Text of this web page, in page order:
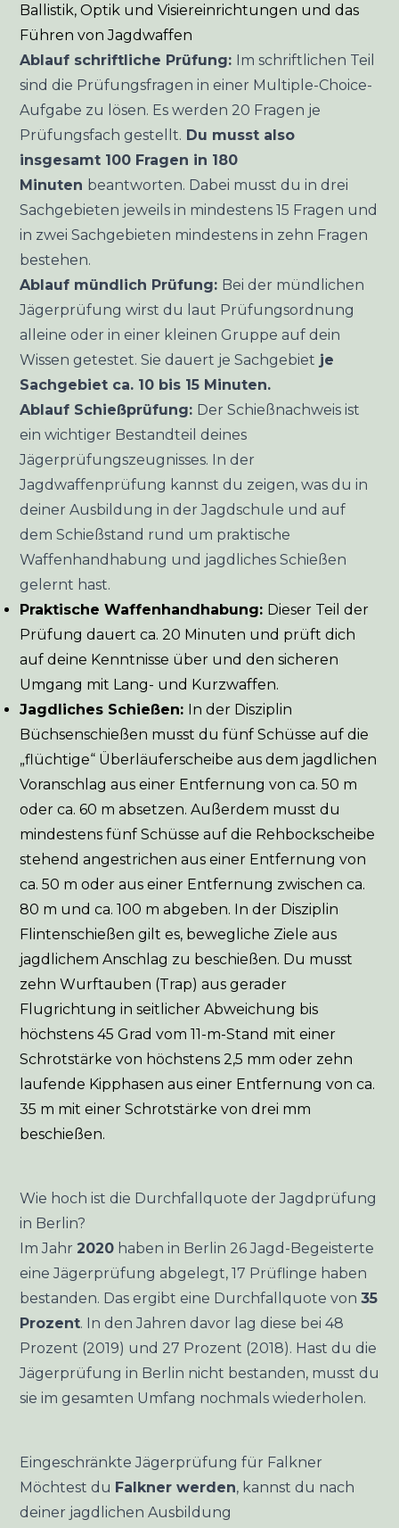
Ballistik, Optik und Visiereinrichtungen und das
Führen von Jagdwaffen
Ablauf schriftliche Prüfung: Im schriftlichen Teil
sind die Prüfungsfragen in einer Multiple-Choice-
Aufgabe zu lösen. Es werden 20 Fragen je
Prüfungsfach gestellt. Du musst also
insgesamt 100 Fragen in 180
Minuten beantworten. Dabei musst du in drei
Sachgebieten jeweils in mindestens 15 Fragen und
in zwei Sachgebieten mindestens in zehn Fragen
bestehen.
Ablauf mündlich Prüfung: Bei der mündlichen
Jägerprüfung wirst du laut Prüfungsordnung
alleine oder in einer kleinen Gruppe auf dein
Wissen getestet. Sie dauert je Sachgebiet je
Sachgebiet ca. 10 bis 15 Minuten.
Ablauf Schießprüfung: Der Schießnachweis ist
ein wichtiger Bestandteil deines
Jägerprüfungszeugnisses. In der
Jagdwaffenprüfung kannst du zeigen, was du in
deiner Ausbildung in der Jagdschule und auf
dem Schießstand rund um praktische
Waffenhandhabung und jagdliches Schießen
gelernt hast.
Praktische Waffenhandhabung: Dieser Teil der
Prüfung dauert ca. 20 Minuten und prüft dich
auf deine Kenntnisse über und den sicheren
Umgang mit Lang- und Kurzwaffen.
Jagdliches Schießen: In der Disziplin
Büchsenschießen musst du fünf Schüsse auf die
„flüchtige“ Überläuferscheibe aus dem jagdlichen
Voranschlag aus einer Entfernung von ca. 50 m
oder ca. 60 m absetzen. Außerdem musst du
mindestens fünf Schüsse auf die Rehbockscheibe
stehend angestrichen aus einer Entfernung von
ca. 50 m oder aus einer Entfernung zwischen ca.
80 m und ca. 100 m abgeben. In der Disziplin
Flintenschießen gilt es, bewegliche Ziele aus
jagdlichem Anschlag zu beschießen. Du musst
zehn Wurftauben (Trap) aus gerader
Flugrichtung in seitlicher Abweichung bis
höchstens 45 Grad vom 11-m-Stand mit einer
Schrotstärke von höchstens 2,5 mm oder zehn
laufende Kipphasen aus einer Entfernung von ca.
35 m mit einer Schrotstärke von drei mm
beschießen.
Wie hoch ist die Durchfallquote der Jagdprüfung
in Berlin?
Im Jahr 2020 haben in Berlin 26 Jagd-Begeisterte
eine Jägerprüfung abgelegt, 17 Prüflinge haben
bestanden. Das ergibt eine Durchfallquote von 35
Prozent. In den Jahren davor lag diese bei 48
Prozent (2019) und 27 Prozent (2018). Hast du die
Jägerprüfung in Berlin nicht bestanden, musst du
sie im gesamten Umfang nochmals wiederholen.
Eingeschränkte Jägerprüfung für Falkner
Möchtest du Falkner werden, kannst du nach
deiner jagdlichen Ausbildung